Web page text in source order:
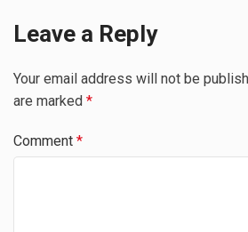
Leave a Reply
Your email address will not be
are marked *
Comment *